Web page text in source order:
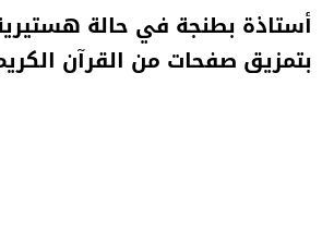
أستاذة بطنجة في حالة
بتمزيق صفحات من القرآن